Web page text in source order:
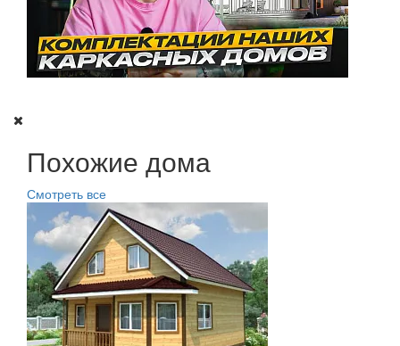
Похожие дома
Смотреть все